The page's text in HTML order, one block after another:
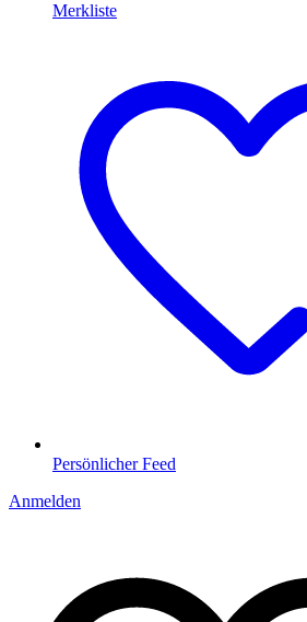
Merkliste
Persönlicher Feed
Anmelden